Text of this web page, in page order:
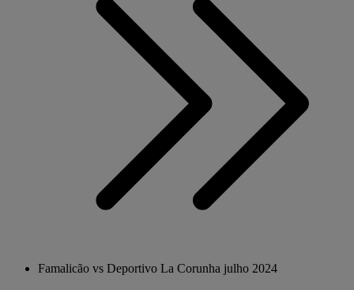
Famalicão vs Deportivo La Corunha julho 2024